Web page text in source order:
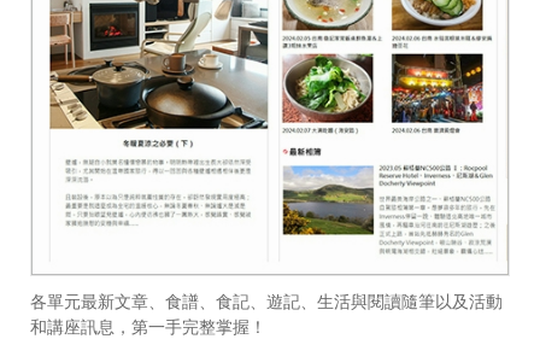
各單元最新文章、食譜、食記、遊記、生活與閱讀隨筆以及活動
和講座訊息，第一手完整掌握！